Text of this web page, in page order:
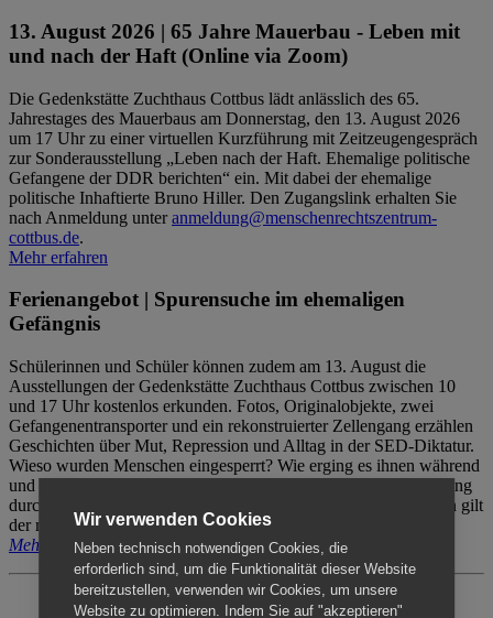
13. August 2026 | 65 Jahre Mauerbau - Leben mit
und nach der Haft (Online via Zoom)
Die Gedenkstätte Zuchthaus Cottbus lädt anlässlich des 65.
Jahrestages des Mauerbaus am Donnerstag, den 13. August 2026
um 17 Uhr zu einer virtuellen Kurzführung mit Zeitzeugengespräch
zur Sonderausstellung „Leben nach der Haft. Ehemalige politische
Gefangene der DDR berichten“ ein. Mit dabei der ehemalige
politische Inhaftierte Bruno Hiller. Den Zugangslink erhalten Sie
nach Anmeldung unteranmeldung@menschenrechtszentrum-
cottbus.de.
Mehr erfahren
Ferienangebot | Spurensuche im ehemaligen
Gefängnis
Schülerinnen und Schüler können zudem am 13. August die
Ausstellungen der Gedenkstätte Zuchthaus Cottbus zwischen 10
und 17 Uhr kostenlos erkunden. Fotos, Originalobjekte, zwei
Gefangenentransporter und ein rekonstruierter Zellengang erzählen
Geschichten über Mut, Repression und Alltag in der SED-Diktatur.
Wieso wurden Menschen eingesperrt? Wie erging es ihnen während
und nach der Haft? Der Besuch erfolgt individuell ohne Betreuung
durch das Menschenrechtszentrum Cottbus. Für Begleitpersonen gilt
der reguläre Eintritt (8€ / ermäßigt 5€).
Mehr erfahren
Wir verwenden Cookies
Neben technisch notwendigen Cookies, die
erforderlich sind, um die Funktionalität dieser Website
bereitzustellen, verwenden wir Cookies, um unsere
Website zu optimieren. Indem Sie auf "akzeptieren"